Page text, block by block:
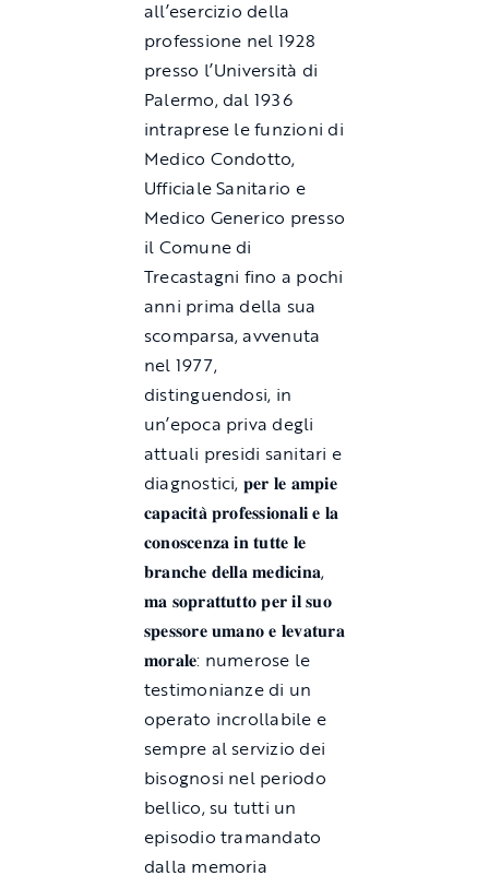
all’esercizio della
professione nel 1928
presso l’Università di
Palermo, dal 1936
intraprese le funzioni di
Medico Condotto,
Ufficiale Sanitario e
Medico Generico presso
il Comune di
Trecastagni fino a pochi
anni prima della sua
scomparsa, avvenuta
nel 1977,
distinguendosi, in
un’epoca priva degli
attuali presidi sanitari e
diagnostici, 𝐩𝐞𝐫 𝐥𝐞 𝐚𝐦𝐩𝐢𝐞
𝐜𝐚𝐩𝐚𝐜𝐢𝐭𝐚̀ 𝐩𝐫𝐨𝐟𝐞𝐬𝐬𝐢𝐨𝐧𝐚𝐥𝐢 𝐞 𝐥𝐚
𝐜𝐨𝐧𝐨𝐬𝐜𝐞𝐧𝐳𝐚 𝐢𝐧 𝐭𝐮𝐭𝐭𝐞 𝐥𝐞
𝐛𝐫𝐚𝐧𝐜𝐡𝐞 𝐝𝐞𝐥𝐥𝐚 𝐦𝐞𝐝𝐢𝐜𝐢𝐧𝐚,
𝐦𝐚 𝐬𝐨𝐩𝐫𝐚𝐭𝐭𝐮𝐭𝐭𝐨 𝐩𝐞𝐫 𝐢𝐥 𝐬𝐮𝐨
𝐬𝐩𝐞𝐬𝐬𝐨𝐫𝐞 𝐮𝐦𝐚𝐧𝐨 𝐞 𝐥𝐞𝐯𝐚𝐭𝐮𝐫𝐚
𝐦𝐨𝐫𝐚𝐥𝐞: numerose le
testimonianze di un
operato incrollabile e
sempre al servizio dei
bisognosi nel periodo
bellico, su tutti un
episodio tramandato
dalla memoria